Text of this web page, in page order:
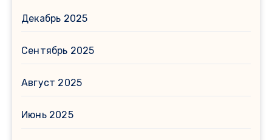
Декабрь 2025
Сентябрь 2025
Август 2025
Июнь 2025